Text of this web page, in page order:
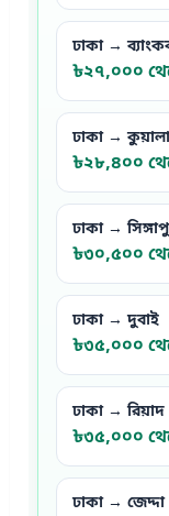
ঢাকা →
৳২৭,০০০
ঢাকা →
৳২৮,৪০০
ঢাকা →
৳৩০,৫০০
ঢাকা → দুবাই
৳৩৫,০০০
ঢাকা → রিয়াদ
৳৩৫,০০০
ঢাকা → জেদ্দা